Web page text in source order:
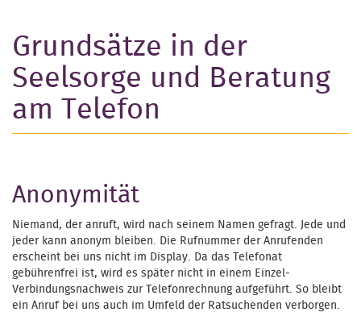
Grundsätze in der
Seelsorge und Beratung
am Telefon
Anonymität
Niemand, der anruft, wird nach seinem Namen gefragt. Jede und
jeder kann anonym bleiben. Die Rufnummer der Anrufenden
erscheint bei uns nicht im Display. Da das Telefonat
gebührenfrei ist, wird es später nicht in einem Einzel-
Verbindungsnachweis zur Telefonrechnung aufgeführt. So bleibt
ein Anruf bei uns auch im Umfeld der Ratsuchenden verborgen.